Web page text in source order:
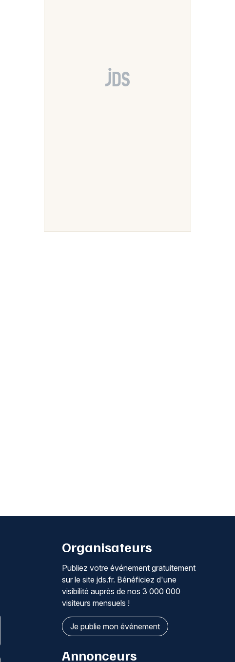
Organisateurs
Publiez votre événement gratuitement
sur le site jds.fr. Bénéficiez d'une
visibilité auprès de nos 3 000 000
visiteurs mensuels !
Je publie mon événement
Annonceurs